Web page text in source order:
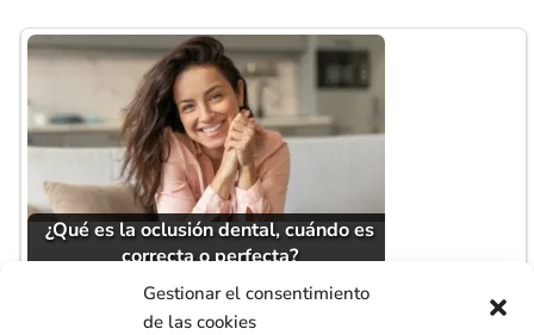
Gestionar el consentimiento
de las cookies
¿Qué es la oclusión dental, cuándo es
correcta o perfecta?